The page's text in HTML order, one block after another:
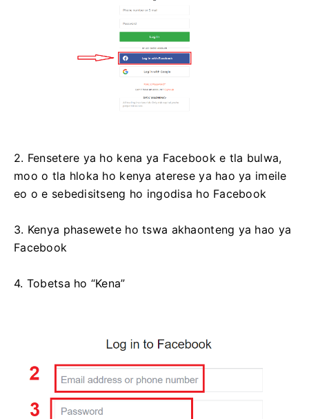
2. Fensetere ya ho kena ya Facebook e tla bulwa,
moo o tla hloka ho kenya aterese ya hao ya imeile
eo o e sebedisitseng ho ingodisa ho Facebook
3. Kenya phasewete ho tswa akhaonteng ya hao ya
Facebook
4. Tobetsa ho “Kena”